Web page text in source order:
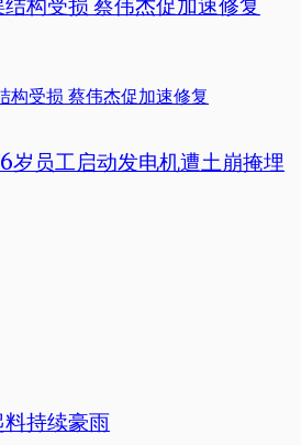
构受损 蔡伟杰促加速修复
岁员工启动发电机遭土崩掩埋
持续豪雨